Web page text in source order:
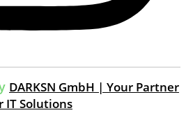
DARKSN GmbH | Your Partner
IT Solutions